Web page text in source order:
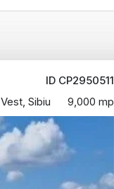
ID CP2950511
Vest, Sibiu 9,000 mp